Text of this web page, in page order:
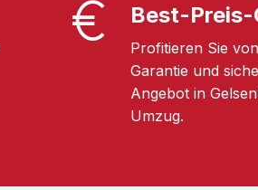
Best-
Profitieren Sie
Garantie und
Angebot in
Umzug.